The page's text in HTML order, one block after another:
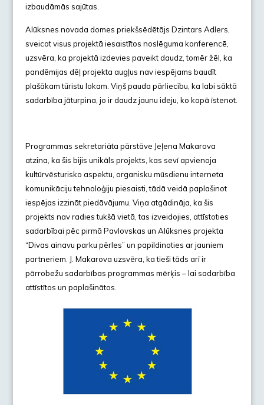
izbaudāmās sajūtas.
Alūksnes novada domes priekšsēdētājs Dzintars Adlers,
sveicot visus projektā iesaistītos noslēguma konferencē,
uzsvēra, ka projektā izdevies paveikt daudz, tomēr žēl, ka
pandēmijas dēļ projekta augļus nav iespējams baudīt
plašākam tūristu lokam. Viņš pauda pārliecību, ka labi sāktā
sadarbība jāturpina, jo ir daudz jaunu ideju, ko kopā īstenot.
Programmas sekretariāta pārstāve Jeļena Makarova
atzina, ka šis bijis unikāls projekts, kas sevī apvienoja
kultūrvēsturisko aspektu, organisku mūsdienu interneta
komunikāciju tehnoloģiju piesaisti, tādā veidā paplašinot
iespējas izzināt piedāvājumu. Viņa atgādināja, ka šis
projekts nav radies tukšā vietā, tas izveidojies, attīstoties
sadarbībai pēc pirmā Pavlovskas un Alūksnes projekta
“Divas ainavu parku pērles” un papildinoties ar jauniem
partneriem. J. Makarova uzsvēra, ka tieši tāds arī ir
pārrobežu sadarbības programmas mērķis – lai sadarbība
attīstītos un paplašinātos.